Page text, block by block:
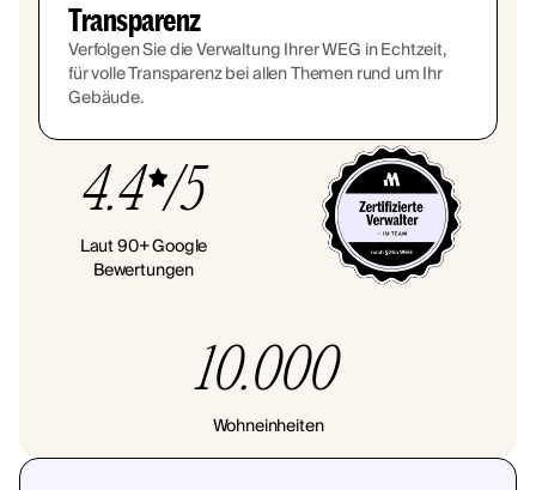
Transparenz
Verfolgen Sie die Verwaltung Ihrer WEG in Echtzeit,
für volle Transparenz bei allen Themen rund um Ihr
Gebäude.
4.4 /5
Laut 90+ Google
Bewertungen
10.000
Wohneinheiten